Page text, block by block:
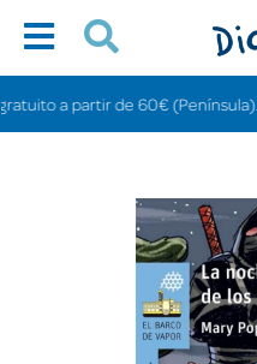
a partir de 60€ (Península).